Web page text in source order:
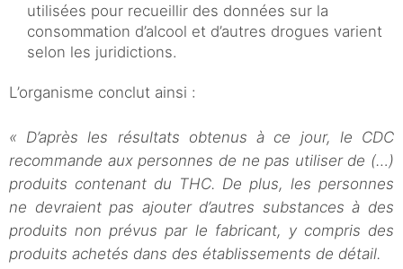
utilisées pour recueillir des données sur la
consommation d’alcool et d’autres drogues varient
selon les juridictions.
L’organisme conclut ainsi :
« D’après les résultats obtenus à ce jour, le CDC
recommande aux personnes de ne pas utiliser de (…)
produits contenant du THC. De plus, les personnes
ne devraient pas ajouter d’autres substances à des
produits non prévus par le fabricant, y compris des
produits achetés dans des établissements de détail.